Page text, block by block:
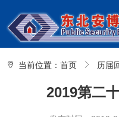
当前位置： 首页 历届
2019第二